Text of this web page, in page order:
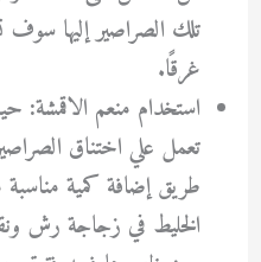
تلك الصراصير إليها
غرقًا.
استخدام منعم الاقمشة:
تعمل علي اختناق
طريق إضافة كمية مناسبة
الخليط في زجاجة رش